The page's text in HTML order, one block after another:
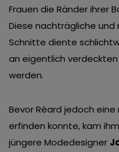
Frauen die Ränder ihrer
Diese nachträgliche
Schnitte diente
an eigentlich
werden.
Bevor Réard jedoch
erfinden konnte, kam
jüngere Modedesigner